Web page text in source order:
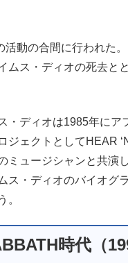
活動の合間に行われた
ムス・ディオの死去と
・ディオは1985年にア
ジェクトとしてHEAR
ミュージシャンと共演
ス・ディオのバイオグ
。
時代（